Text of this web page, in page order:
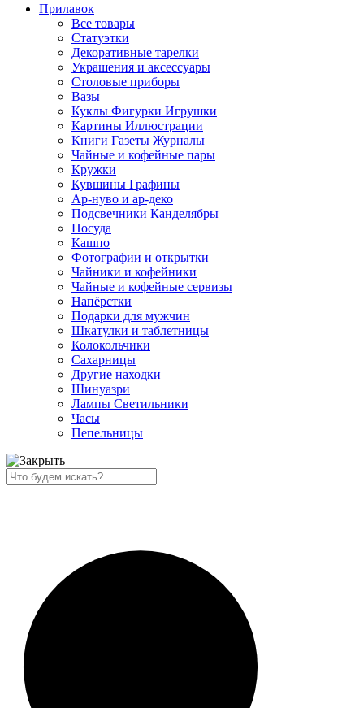
Прилавок
Все товары
Статуэтки
Декоративные тарелки
Украшения и аксессуары
Столовые приборы
Вазы
Куклы Фигурки Игрушки
Картины Иллюстрации
Книги Газеты Журналы
Чайные и кофейные пары
Кружки
Кувшины Графины
Ар-нуво и ар-деко
Подсвечники Канделябры
Посуда
Кашпо
Фотографии и открытки
Чайники и кофейники
Чайные и кофейные сервизы
Напёрстки
Подарки для мужчин
Шкатулки и таблетницы
Колокольчики
Сахарницы
Другие находки
Шинуазри
Лампы Светильники
Часы
Пепельницы